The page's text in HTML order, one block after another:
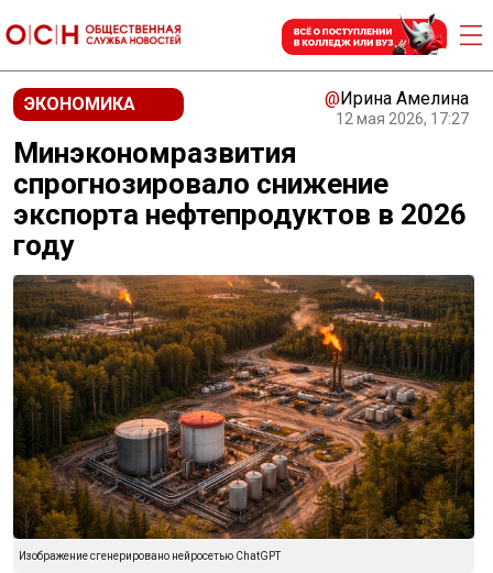
ЭКОНОМИКА @Ирина Амелина
12 мая 2026, 17:27
Минэкономразвития
спрогнозировало снижение
экспорта нефтепродуктов в 2026
году
Изображение сгенерировано нейросетью ChatGPT